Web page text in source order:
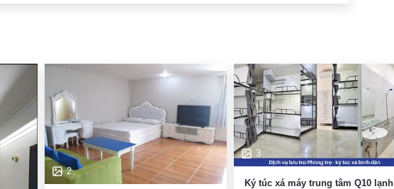
2
3
Ký túc xá máy trung tâm Q10 lạnh